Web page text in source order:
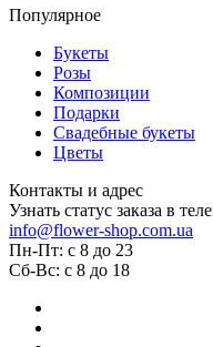
Популярное
Букеты
Розы
Композиции
Подарки
Свадебные букеты
Цветы
Контакты и адрес
Узнать статус заказа в
info@flower-shop.com.ua
Пн-Пт: с 8 до 23
Сб-Вс: с 8 до 18